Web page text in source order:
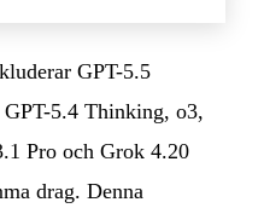
GPT-5.5
5.4 Thinking, o3,
Pro och Grok 4.20
drag. Denna